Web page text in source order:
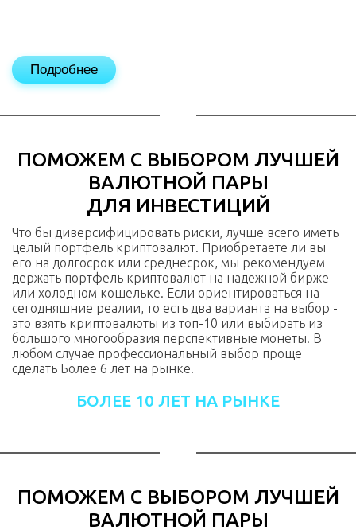
Подробнее
ПОМОЖЕМ С ВЫБОРОМ ЛУЧШЕЙ
ВАЛЮТНОЙ ПАРЫ
ДЛЯ ИНВЕСТИЦИЙ
Что бы диверсифицировать риски, лучше всего иметь
целый портфель криптовалют. Приобретаете ли вы
его на долгосрок или среднесрок, мы рекомендуем
держать портфель криптовалют на надежной бирже
или холодном кошельке. Если ориентироваться на
сегодняшние реалии, то есть два варианта на выбор -
это взять криптовалюты из топ-10 или выбирать из
большого многообразия перспективные монеты. В
любом случае профессиональный выбор проще
сделать Более 6 лет на рынке.
БОЛЕЕ 10 ЛЕТ НА РЫНКЕ
ПОМОЖЕМ С ВЫБОРОМ ЛУЧШЕЙ
ВАЛЮТНОЙ ПАРЫ